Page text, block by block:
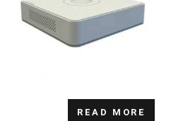
READ MORE